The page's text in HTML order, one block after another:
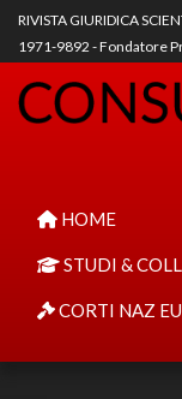
RIVISTA GIURIDICA
1971-9892 - Fondatore
HOME
STUDI &
CORTI NAZ